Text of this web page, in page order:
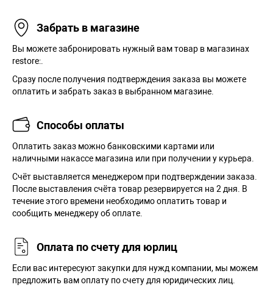
Забрать в магазине
Вы можете забронировать нужный вам товар в магазинах
restore:.
Сразу после получения подтверждения заказа вы можете
оплатить и забрать заказ в выбранном магазине.
Способы оплаты
Оплатить заказ можно банковскими картами или
наличными накассе магазина или при получении у курьера.
Cчёт выставляется менеджером при подтверждении заказа.
После выставления счёта товар резервируется на 2 дня. В
течение этого времени необходимо оплатить товар и
сообщить менеджеру об оплате.
Оплата по счету для юрлиц
Если вас интересуют закупки для нужд компании, мы можем
предложить вам оплату по счету для юридических лиц.